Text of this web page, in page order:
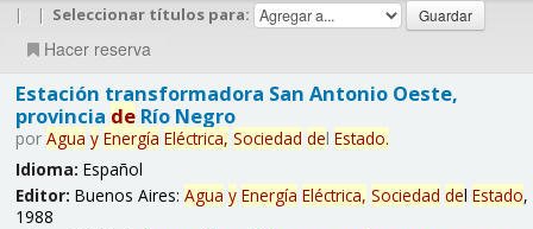
| | Seleccionar títulos para:
Hacer reserva
Estación transformadora San Antonio Oeste,
provincia deRío Negro
por Agua y Energía Eléctrica, Sociedad del Estado.
Idioma: Español
Editor: Buenos Aires: Agua y Energía Eléctrica, Sociedad del Estado,
1988